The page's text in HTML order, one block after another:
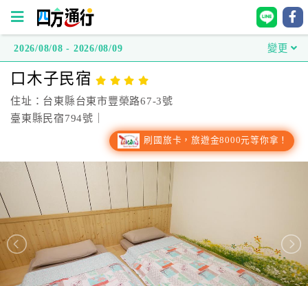
方
通
行
灣
訂
房
2026/08/08 - 2026/08/09 變更
口木子民宿
住址：台東縣台東市豐榮路67-3號
臺東縣民宿794號｜
刷國旅卡，旅遊金8000元等你拿！